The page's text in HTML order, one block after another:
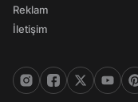
Reklam
İletişim